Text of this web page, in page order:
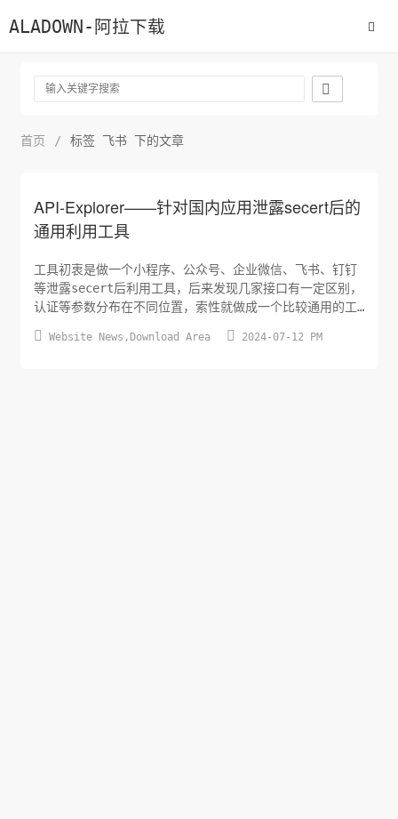
ALADOWN-阿拉下载

首页 / 标签 飞书 下的文章
API-Explorer——针对国内应用泄露secert后的
通用利用工具
工具初衷是做一个小程序、公众号、企业微信、飞书、钉钉
等泄露secert后利用工具，后来发现几家接口有一定区别，
认证等参数分布在不同位置，索性就做成一个比较通用的工
则提取认证token、接口参数说明。 ​ API-Explorer是一
 Website News , Download Area  2024-07-12 PM